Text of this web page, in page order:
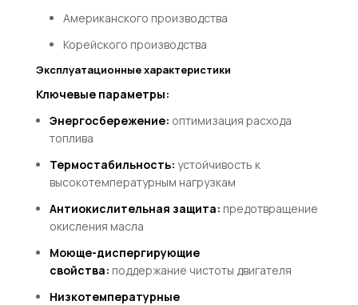
Американского производства
Корейского производства
Эксплуатационные характеристики
Ключевые параметры:
Энергосбережение: оптимизация расхода
топлива
Термостабильность: устойчивость к
высокотемпературным нагрузкам
Антиокислительная защита: предотвращение
окисления масла
Моюще-диспергирующие
свойства: поддержание чистоты двигателя
Низкотемпературные